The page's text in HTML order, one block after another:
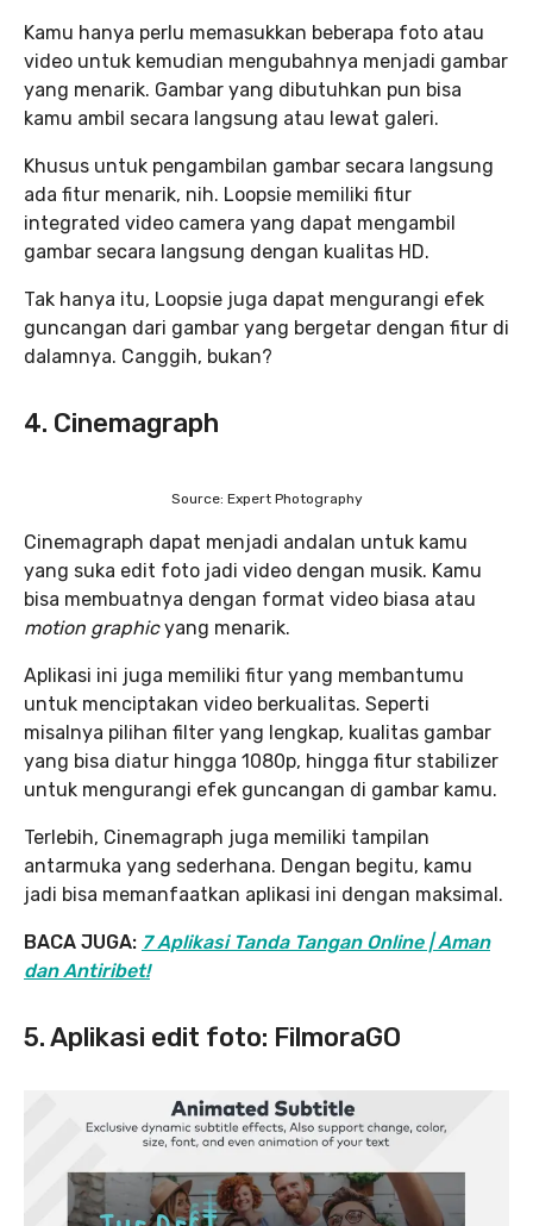
Kamu hanya perlu memasukkan beberapa foto atau
video untuk kemudian mengubahnya menjadi gambar
yang menarik. Gambar yang dibutuhkan pun bisa
kamu ambil secara langsung atau lewat galeri.
Khusus untuk pengambilan gambar secara langsung
ada fitur menarik, nih. Loopsie memiliki fitur
integrated video camera yang dapat mengambil
gambar secara langsung dengan kualitas HD.
Tak hanya itu, Loopsie juga dapat mengurangi efek
guncangan dari gambar yang bergetar dengan fitur di
dalamnya. Canggih, bukan?
4. Cinemagraph
Source: Expert Photography
Cinemagraph dapat menjadi andalan untuk kamu
yang suka edit foto jadi video dengan musik. Kamu
bisa membuatnya dengan format video biasa atau
motion graphicyang menarik.
Aplikasi ini juga memiliki fitur yang membantumu
untuk menciptakan video berkualitas. Seperti
misalnya pilihan filter yang lengkap, kualitas gambar
yang bisa diatur hingga 1080p, hingga fitur stabilizer
untuk mengurangi efek guncangan di gambar kamu.
Terlebih, Cinemagraph juga memiliki tampilan
antarmuka yang sederhana. Dengan begitu, kamu
jadi bisa memanfaatkan aplikasi ini dengan maksimal.
BACA JUGA: 7 Aplikasi Tanda Tangan Online | Aman
dan Antiribet!
5. Aplikasi edit foto: FilmoraGO